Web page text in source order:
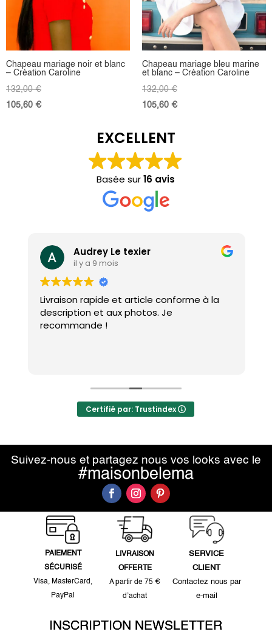
Chapeau mariage noir et blanc
– Création Caroline
132,00€
105,60 €
Chapeau mariage bleu marine
et blanc – Création Caroline
132,00€
105,60 €
EXCELLENT
Basée sur16 avis
Audrey Le texier
il y a 9 mois
Livraison rapide et article conforme à la
description et aux photos. Je
recommande !
Certifié par: Trustindex
Suivez-nous et partagez nous vos looks avec le
#maisonbelema
PAIEMENT
SÉCURISÉ
Visa, MasterCard,
PayPal
LIVRAISON
OFFERTE
A partir de 75 €
d’achat
SERVICE
CLIENT
Contactez nous par
e-mail
INSCRIPTION NEWSLETTER